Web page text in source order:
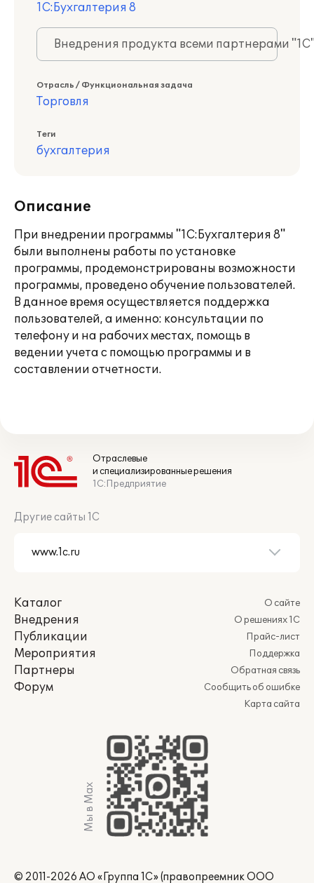
1С:Бухгалтерия 8
Внедрения продукта всеми партнерами
Отрасль / Функциональная задача
Торговля
Теги
бухгалтерия
Описание
При внедрении программы "1C:Бухгалтерия 8"
были выполнены работы по установке
программы, продемонстрированы возможности
программы, проведено обучение пользователей.
В данное время осуществляется поддержка
пользователей, а именно: консультации по
телефону и на рабочих местах, помощь в
ведении учета с помощью программы и в
составлении отчетности.
Отраслевые
и специализированные решения
1С:Предприятие
Другие сайты 1С
Каталог
Внедрения
Публикации
Мероприятия
Партнеры
Форум
О сайте
О решениях 1С
Прайс-лист
Поддержка
Обратная связь
Сообщить об ошибке
Карта сайта
Мы в Max
© 2011-2026 АО «Группа 1С» (правопреемник ООО